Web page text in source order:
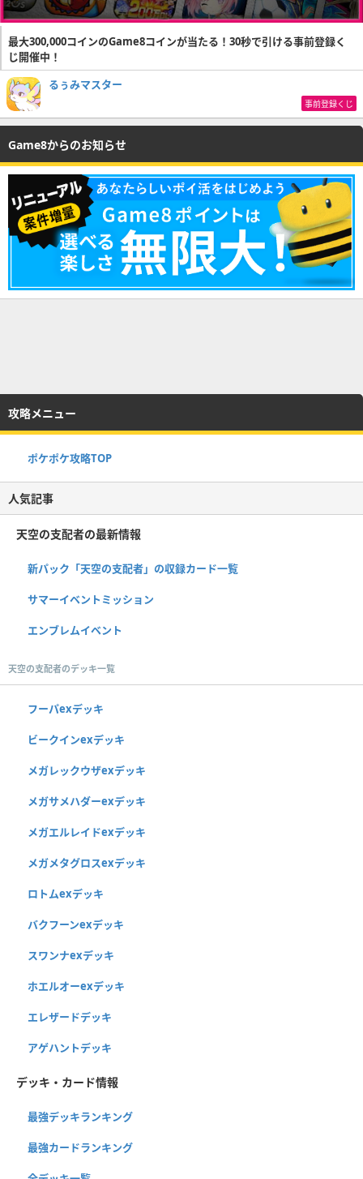
最大300,000コインのGame8コインが当たる！30秒で引ける事前登録く
じ開催中！
るぅみマスター
事前登録くじ
Game8からのお知らせ
攻略メニュー
ポケポケ攻略TOP
人気記事
天空の支配者の最新情報
新パック「天空の支配者」の収録カード一覧
サマーイベントミッション
エンブレムイベント
天空の支配者のデッキ一覧
フーパexデッキ
ビークインexデッキ
メガレックウザexデッキ
メガサメハダーexデッキ
メガエルレイドexデッキ
メガメタグロスexデッキ
ロトムexデッキ
バクフーンexデッキ
スワンナexデッキ
ホエルオーexデッキ
エレザードデッキ
アゲハントデッキ
デッキ・カード情報
最強デッキランキング
最強カードランキング